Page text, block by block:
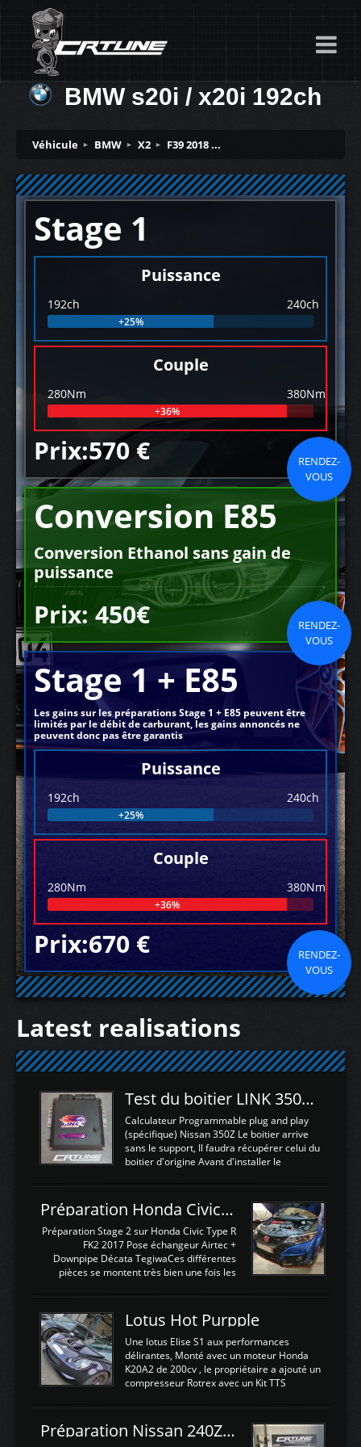
BMW s20i / x20i 192ch
Véhicule BMW X2 F39 2018 ...
Stage 1
Puissance
192ch 240ch
+25%
Couple
280Nm 380Nm
+36%
Prix:570 €
RENDEZ-
VOUS
Conversion E85
Conversion Ethanol sans gain de
puissance
Prix: 450€
RENDEZ-
VOUS
Stage 1 + E85
Les gains sur les préparations Stage 1 + E85 peuvent être
limités par le débit de carburant, les gains annoncés ne
peuvent donc pas être garantis
Puissance
192ch 240ch
+25%
Couple
280Nm 380Nm
+36%
Prix:670 €
RENDEZ-
VOUS
Latest realisations
Test du boitier LINK 350Z Plugin ECU
Calculateur Programmable plug and play
(spécifique) Nissan 350Z Le boitier arrive
sans le support, Il faudra récupérer celui du
boitier d'origine Avant d'installer le
d'envoyer l'information de la large bande
dans le boitier. sydney sweeney deepfake
La sortie 0-5V de l'afr sera connectée sur
l'entrée AN Volt 8 et GndAN pour
Analogique, et Volt car l'information est une
tension (Pas une résistance variable d'un
est temps de brancher le ...
Préparation Honda Civic Type R FK2
Préparation Stage 2 sur Honda Civic Type R
FK2 2017 Pose échangeur Airtec +
Downpipe Décata TegiwaCes différentes
pièces se montent très bien une fois les
légere découpe du plastique inferieur,
negénant en rien la structure ou le
fonctionnement du fond plat. Une
reprogrammation Stage 2 est faite sur le
calculateur d'origine. Une alternative
économique au passage sur Hondata
d'origine 310cv et 400Nn , Une fois
reprogrammé et les ...
Lotus Hot Purpple
Une lotus Elise S1 aux performances
délirantes, Monté avec un moteur Honda
K20A2 de 200cv , le propriétaire a ajouté un
compresseur Rotrex avec un Kit TTS
d'augmenter la puissance de son moteur:
un watercooler a été ajouté. 300Cv sans
Préparation Nissan 240Z SR20DET